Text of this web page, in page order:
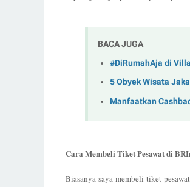
BACA JUGA
#DiRumahAja di
5 Obyek Wisata
Manfaatkan
Cara Membeli Tiket Pesawat di
Biasanya saya membeli tiket